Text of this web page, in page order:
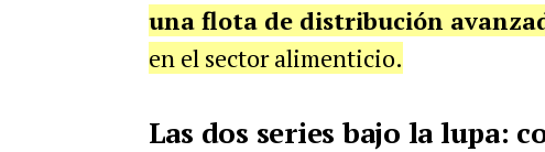
una flota de distribución
en el sector alimenticio.
Las dos series bajo la lupa: